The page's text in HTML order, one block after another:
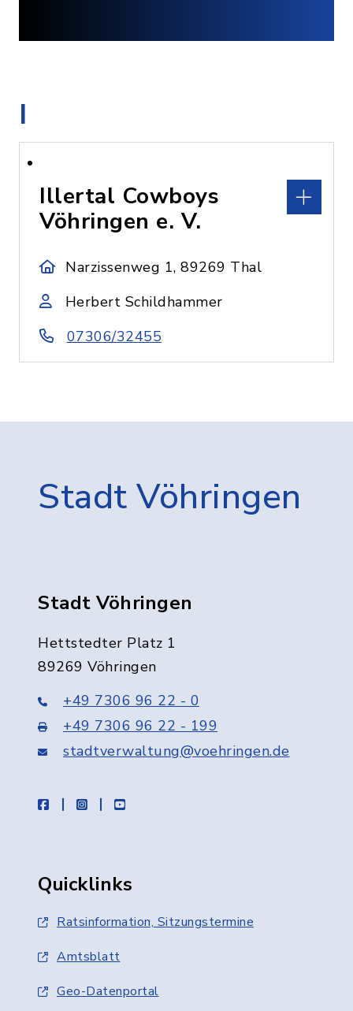
I
Illertal Cowboys
Vöhringen e. V.
Narzissenweg 1, 89269 Thal
Herbert Schildhammer
07306/32455
Stadt Vöhringen
Stadt Vöhringen
Hettstedter Platz 1
89269 Vöhringen
+49 7306 96 22 - 0
+49 7306 96 22 - 199
stadtverwaltung@voehringen.de
facebookinstagramyoutube
Quicklinks
Ratsinformation, Sitzungstermine
Amtsblatt
Geo-Datenportal